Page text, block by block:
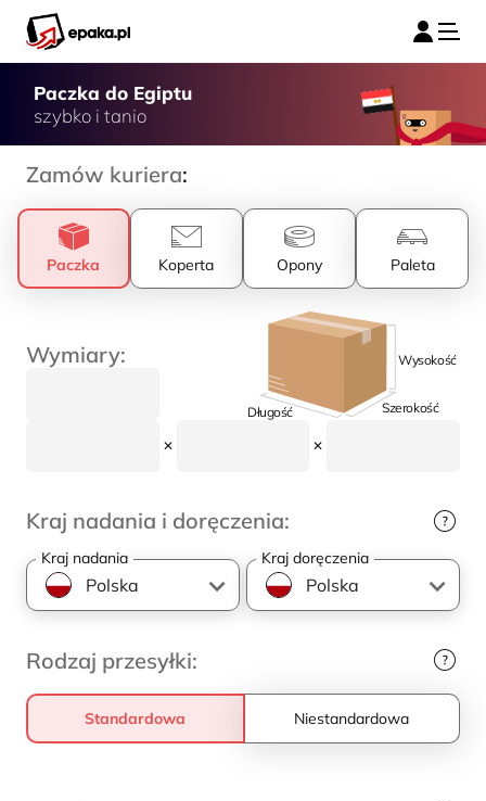
Paczka do Egiptu
szybko i tanio
Zamów kuriera:
Paczka Koperta Opony Paleta
Wymiary:
Szerokość
Wysokość
Długość
✕ ✕
Kraj nadania i doręczenia:
Kraj nadania Kraj doręczenia
Rodzaj przesyłki:
Standardowa Niestandardowa